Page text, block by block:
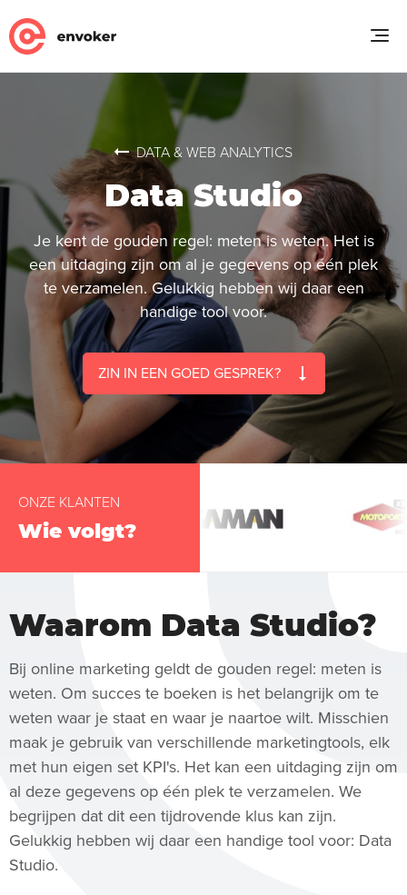
DATA & WEB ANALYTICS
Data Studio
Je kent de gouden regel: meten is weten. Het is
een uitdaging zijn om al je gegevens op één plek
te verzamelen. Gelukkig hebben wij daar een
handige tool voor.
ZIN IN EEN GOED GESPREK?
ONZE KLANTEN
Wie volgt?
Waarom Data Studio?
Bij online marketing geldt de gouden regel: meten is
weten. Om succes te boeken is het belangrijk om te
weten waar je staat en waar je naartoe wilt. Misschien
maak je gebruik van verschillende marketingtools, elk
met hun eigen set KPI's. Het kan een uitdaging zijn om
al deze gegevens op één plek te verzamelen. We
begrijpen dat dit een tijdrovende klus kan zijn.
Gelukkig hebben wij daar een handige tool voor: Data
Studio.